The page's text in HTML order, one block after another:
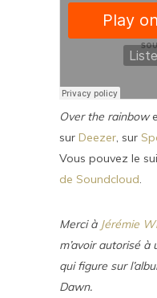
Over the rainbow
sur Deezer, sur
Vous pouvez le
de Soundcloud.
Merci à Jérémie
m’avoir autorisé
qui figure sur
Dawn.